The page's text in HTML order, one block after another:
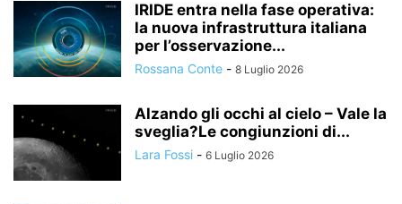
IRIDE entra nella fase operativa:
la nuova infrastruttura italiana
per l’osservazione...
Rossana Conte - 8 Luglio 2026
Alzando gli occhi al cielo – Vale la
sveglia?Le congiunzioni di...
Lara Fossi - 6 Luglio 2026